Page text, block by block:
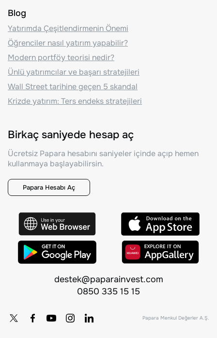
Blog
Yatırımda Çeşitlendirmenin Önemi
Öğrenciler nasıl yatırım yapabilir?
Modern portföy teorisi nedir?
Ünlü yatırımcılar ve başarı stratejileri
Wall Street tarihine geçen 5 skandal
Krizde yatırım: Ters endeks stratejileri
Birkaç saniyede hesap aç
Ücretsiz Papara hesabını saniyeler içinde açıp hemen
kullanmaya başlayabilirsin.
Papara Hesabı Aç
destek@paparainvest.com
0850 335 15 15
Papara Menkul Değerler A.Ş.